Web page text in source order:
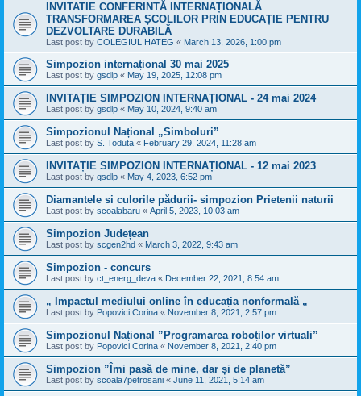
INVITATIE CONFERINTĂ INTERNAȚIONALĂ
TRANSFORMAREA ȘCOLILOR PRIN EDUCAȚIE PENTRU
DEZVOLTARE DURABILĂ
Last post by COLEGIUL HATEG « March 13, 2026, 1:00 pm
Simpozion internațional 30 mai 2025
Last post by gsdlp « May 19, 2025, 12:08 pm
INVITAȚIE SIMPOZION INTERNAȚIONAL - 24 mai 2024
Last post by gsdlp « May 10, 2024, 9:40 am
Simpozionul Național „Simboluri”
Last post by S. Toduta « February 29, 2024, 11:28 am
INVITAȚIE SIMPOZION INTERNAȚIONAL - 12 mai 2023
Last post by gsdlp « May 4, 2023, 6:52 pm
Diamantele si culorile pădurii- simpozion Prietenii naturii
Last post by scoalabaru « April 5, 2023, 10:03 am
Simpozion Județean
Last post by scgen2hd « March 3, 2022, 9:43 am
Simpozion - concurs
Last post by ct_energ_deva « December 22, 2021, 8:54 am
„ Impactul mediului online în educația nonformală „
Last post by Popovici Corina « November 8, 2021, 2:57 pm
Simpozionul Național ”Programarea roboților virtuali”
Last post by Popovici Corina « November 8, 2021, 2:40 pm
Simpozion ”Îmi pasă de mine, dar și de planetă”
Last post by scoala7petrosani « June 11, 2021, 5:14 am